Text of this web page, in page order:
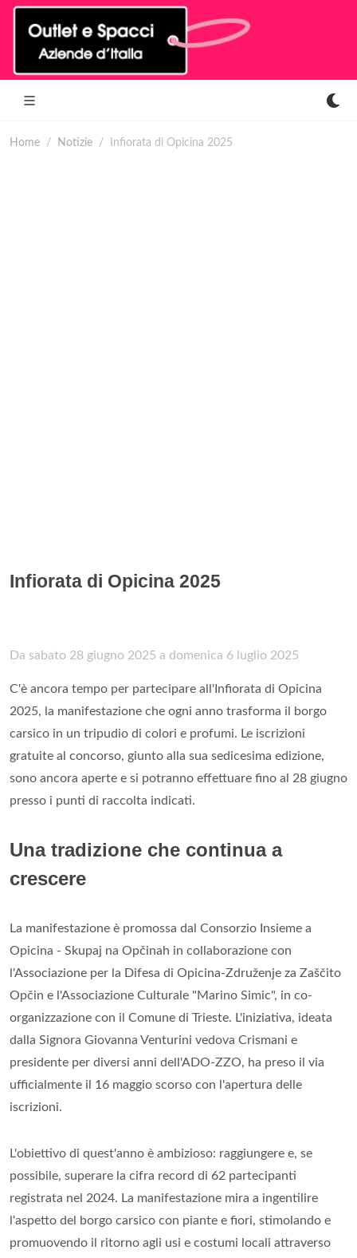
Home Notizie Infiorata di Opicina 2025
Infiorata di Opicina 2025
Da sabato 28 giugno 2025 a domenica 6 luglio 2025
C'è ancora tempo per partecipare all'Infiorata di Opicina
2025, la manifestazione che ogni anno trasforma il borgo
carsico in un tripudio di colori e profumi. Le iscrizioni
gratuite al concorso, giunto alla sua sedicesima edizione,
sono ancora aperte e si potranno effettuare fino al 28 giugno
presso i punti di raccolta indicati.
Una tradizione che continua a
crescere
La manifestazione è promossa dal Consorzio Insieme a
Opicina - Skupaj na Opčinah in collaborazione con
l'Associazione per la Difesa di Opicina-Združenje za Zaščito
Opčin e l'Associazione Culturale "Marino Simic", in co-
organizzazione con il Comune di Trieste. L'iniziativa, ideata
dalla Signora Giovanna Venturini vedova Crismani e
presidente per diversi anni dell'ADO-ZZO, ha preso il via
ufficialmente il 16 maggio scorso con l'apertura delle
iscrizioni.
L'obiettivo di quest'anno è ambizioso: raggiungere e, se
possibile, superare la cifra record di 62 partecipanti
registrata nel 2024. La manifestazione mira a ingentilire
l'aspetto del borgo carsico con piante e fiori, stimolando e
promuovendo il ritorno agli usi e costumi locali attraverso